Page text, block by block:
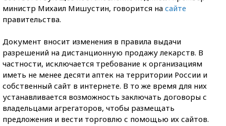
министр Михаил Мишустин, говорится на сайте
правительства.
Документ вносит изменения в правила выдачи
разрешений на дистанционную продажу лекарств. В
частности, исключается требование к организациям
иметь не менее десяти аптек на территории России и
собственный сайт в интернете. В то же время для них
устанавливается возможность заключать договоры с
владельцами агрегаторов, чтобы размещать
предложения и вести торговлю с помощью их сайтов.